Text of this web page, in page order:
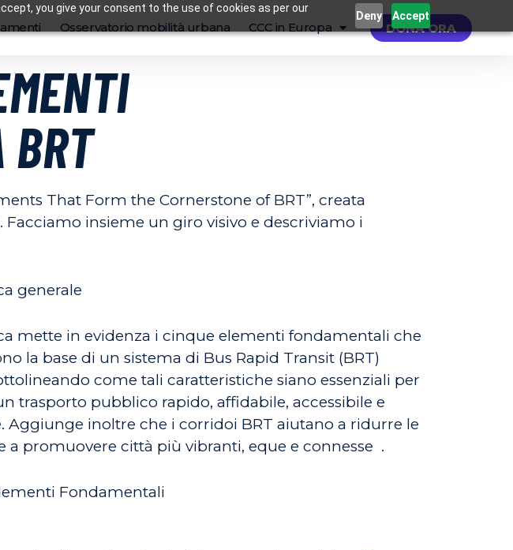
you give your consent to the use of cookies as per our
Deny Accept
Osservatorio mobilità urbana CCC in Europa DONA ORA
BRT
That Form the Cornerstone of BRT”, creata
insieme un giro visivo e descriviamo i
generale
mette in evidenza i cinque elementi fondamentali che
la base di un sistema di Bus Rapid Transit (BRT)
come tali caratteristiche siano essenziali per
trasporto pubblico rapido, affidabile, accessibile e
Aggiunge inoltre che i corridoi BRT aiutano a ridurre le
a promuovere città più vibranti, eque e connesse .
Fondamentali